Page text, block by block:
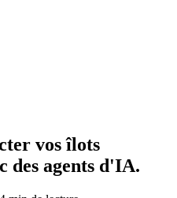
vos îlots
des agents d'IA.